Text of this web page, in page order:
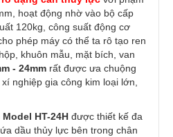
hoạt động nhờ vào bộ cấp
120kg, công suất động cơ
phép máy có thể ta rô tạo ren
khuôn mẫu, mặt bích, van
- 24mm rất được ưa chuộng
nghiệp gia công kim loại lớn,
HT-24H được thiết kế đa
dầu thủy lực bên trong chân